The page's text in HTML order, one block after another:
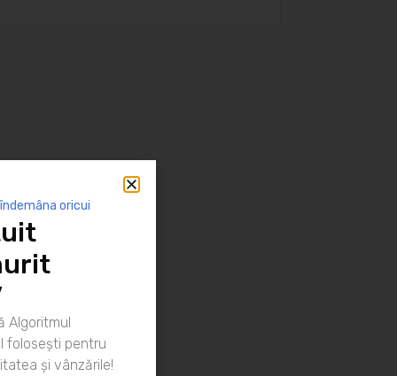
oricui
Algoritmul
folosești pentru
și vânzările!